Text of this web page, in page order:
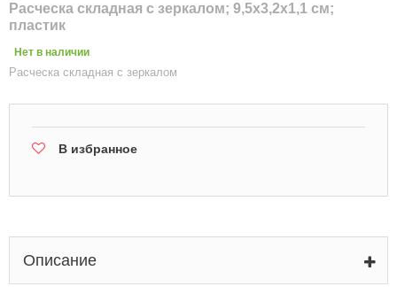
Расческа складная с зеркалом; 9,5х3,2х1,1 см;
пластик
Нет в наличии
Расческа складная с зеркалом
В избранное
Описание